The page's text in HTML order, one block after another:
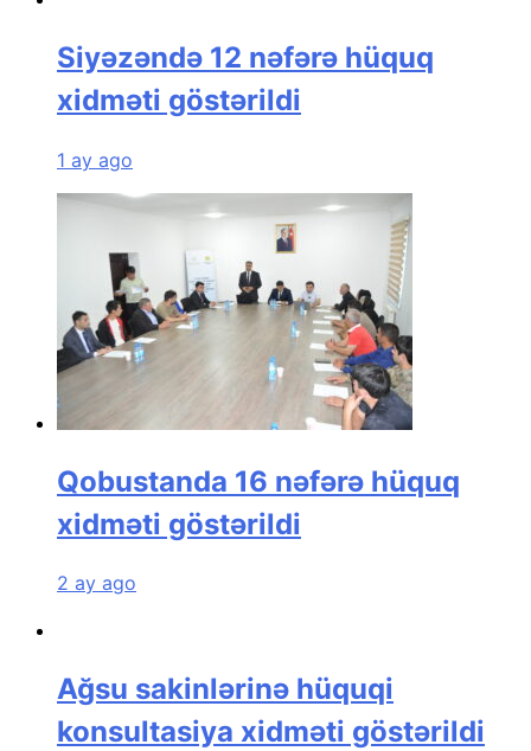
Siyəzəndə 12 nəfərə hüquq
xidməti göstərildi
1 ay ago
Qobustanda 16 nəfərə hüquq
xidməti göstərildi
2 ay ago
Ağsu sakinlərinə hüquqi
konsultasiya xidməti göstərildi